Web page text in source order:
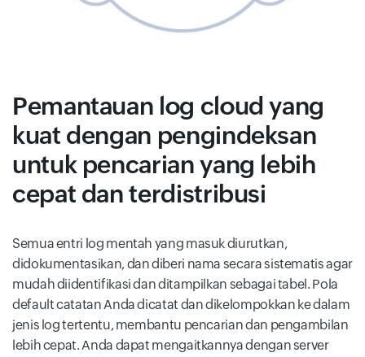
Pemantauan log cloud yang
kuat dengan pengindeksan
untuk pencarian yang lebih
cepat dan terdistribusi
Semua entri log mentah yang masuk diurutkan,
didokumentasikan, dan diberi nama secara sistematis agar
mudah diidentifikasi dan ditampilkan sebagai tabel. Pola
default catatan Anda dicatat dan dikelompokkan ke dalam
jenis log tertentu, membantu pencarian dan pengambilan
lebih cepat. Anda dapat mengaitkannya dengan server